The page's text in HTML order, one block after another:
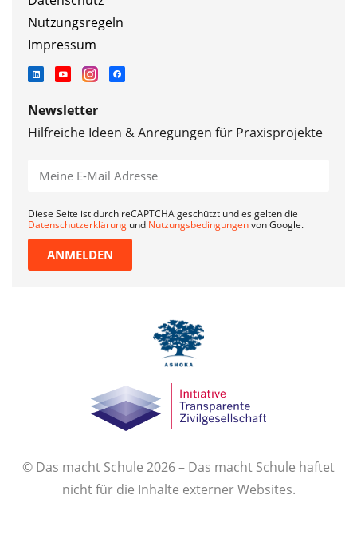
Nutzungsregeln
Impressum
Newsletter
Hilfreiche Ideen & Anregungen für Praxisprojekte
Diese Seite ist durch reCAPTCHA geschützt und es gelten die
Datenschutzerklärung und Nutzungsbedingungenvon Google.
ANMELDEN
© Das macht Schule 2026 – Das macht Schule haftet
nicht für die Inhalte externer Websites.